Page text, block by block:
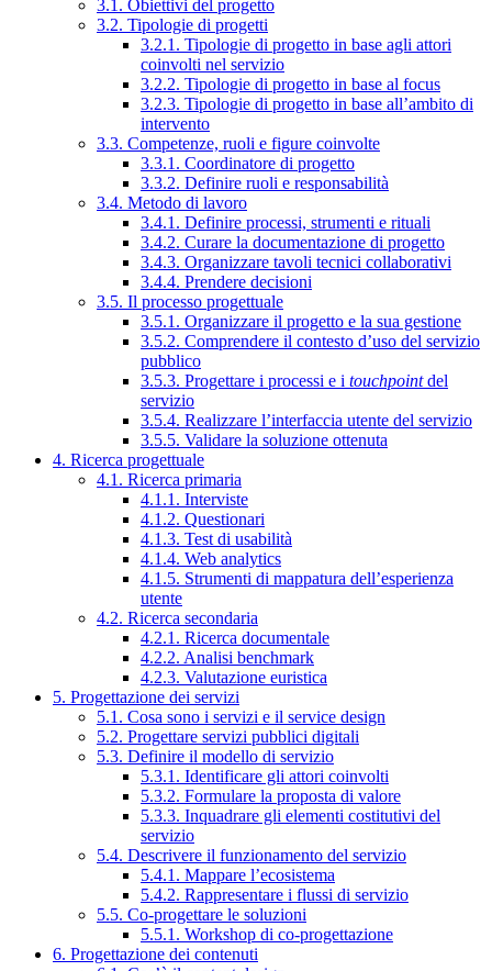
3.1. Obiettivi del progetto
3.2. Tipologie di progetti
3.2.1. Tipologie di progetto in base agli attori
coinvolti nel servizio
3.2.2. Tipologie di progetto in base al focus
3.2.3. Tipologie di progetto in base all’ambito di
intervento
3.3. Competenze, ruoli e figure coinvolte
3.3.1. Coordinatore di progetto
3.3.2. Definire ruoli e responsabilità
3.4. Metodo di lavoro
3.4.1. Definire processi, strumenti e rituali
3.4.2. Curare la documentazione di progetto
3.4.3. Organizzare tavoli tecnici collaborativi
3.4.4. Prendere decisioni
3.5. Il processo progettuale
3.5.1. Organizzare il progetto e la sua gestione
3.5.2. Comprendere il contesto d’uso del servizio
pubblico
3.5.3. Progettare i processi e i touchpointdel
servizio
3.5.4. Realizzare l’interfaccia utente del servizio
3.5.5. Validare la soluzione ottenuta
4. Ricerca progettuale
4.1. Ricerca primaria
4.1.1. Interviste
4.1.2. Questionari
4.1.3. Test di usabilità
4.1.4. Web analytics
4.1.5. Strumenti di mappatura dell’esperienza
utente
4.2. Ricerca secondaria
4.2.1. Ricerca documentale
4.2.2. Analisi benchmark
4.2.3. Valutazione euristica
5. Progettazione dei servizi
5.1. Cosa sono i servizi e il service design
5.2. Progettare servizi pubblici digitali
5.3. Definire il modello di servizio
5.3.1. Identificare gli attori coinvolti
5.3.2. Formulare la proposta di valore
5.3.3. Inquadrare gli elementi costitutivi del
servizio
5.4. Descrivere il funzionamento del servizio
5.4.1. Mappare l’ecosistema
5.4.2. Rappresentare i flussi di servizio
5.5. Co-progettare le soluzioni
5.5.1. Workshop di co-progettazione
6. Progettazione dei contenuti